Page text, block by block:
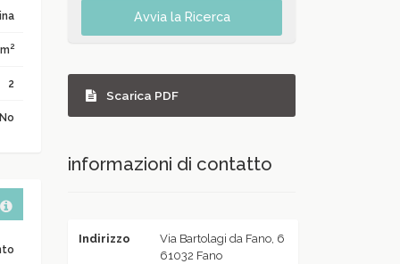
2
2
No
Avvia la Ricerca
Scarica PDF
informazioni di contatto
Indirizzo
Via Bartolagi da Fano, 6
61032 Fano